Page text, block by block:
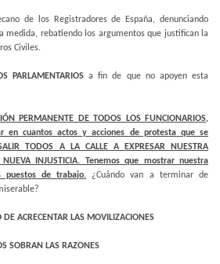
de los Registradores de España, denunciando
medida, rebatiendo los argumentos que justifican la
Civiles.
PARLAMENTARIOSa fin de que no apoyen esta
PERMANENTE DE TODOS LOS FUNCIONARIOS,
en cuantos actos y acciones de protesta que se
TODOS A LA CALLE A EXPRESAR NUESTRA
NUEVA INJUSTICIA. Tenemos que mostrar nuestra
puestos de trabajo. ¿Cuándo van a terminar de
DE ACRECENTAR LAS MOVILIZACIONES
SOBRAN LAS RAZONES